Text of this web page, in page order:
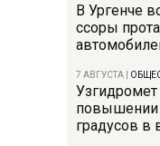
В Ургенче
ссоры
7 АВГУСТА
повышении
градусов